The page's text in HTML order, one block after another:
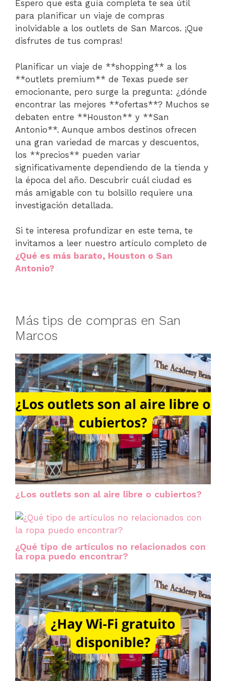
Espero que esta guía completa te sea útil
para planificar un viaje de compras
inolvidable a los outlets de San Marcos. ¡Que
disfrutes de tus compras!
Planificar un viaje de **shopping** a los
**outlets premium** de Texas puede ser
emocionante, pero surge la pregunta: ¿dónde
encontrar las mejores **ofertas**? Muchos se
debaten entre **Houston** y **San
Antonio**. Aunque ambos destinos ofrecen
una gran variedad de marcas y descuentos,
los **precios** pueden variar
significativamente dependiendo de la tienda y
la época del año. Descubrir cuál ciudad es
más amigable con tu bolsillo requiere una
investigación detallada.
Si te interesa profundizar en este tema, te
invitamos a leer nuestro artículo completo de
¿Qué es más barato, Houston o San
Antonio?
Más tips de compras en San
Marcos
¿Los outlets son al aire libre o cubiertos?
¿Qué tipo de artículos no relacionados con
la ropa puedo encontrar?